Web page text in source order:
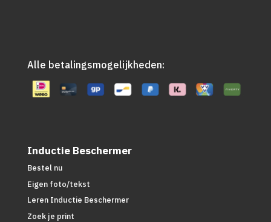
Alle betalingsmogelijkheden:
Inductie Beschermer
Bestel nu
Eigen foto/tekst
Leren Inductie Beschermer
Zoek je print